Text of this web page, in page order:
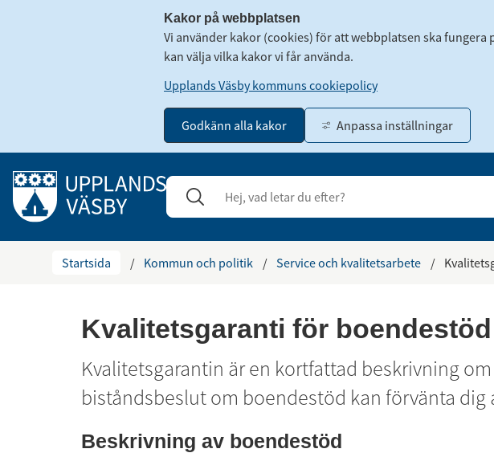
Kakor på webbplatsen
Vi använder kakor (cookies) för att webbplatsen ska
kan välja vilka kakor vi får använda.
Upplands Väsby kommuns cookiepolicy
Godkänn alla kakor Anpassa inställningar
Gå till innehåll
Sök
Startsida / Kommun och politik / Service och kvalitetsarbete /
Kvalitetsgaranti för boendestöd
Kvalitetsgarantin är en kortfattad beskrivning
biståndsbeslut om boendestöd kan förvänta dig
Beskrivning av boendestöd